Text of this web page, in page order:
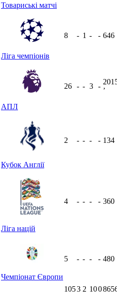
Товариські матчі
Ліга чемпіонів
8 - 1 - - 646
АПЛ
26 - - 3 -
ʼ
Кубок Англії
2 - - - - 134
Ліга націй
4 - - - - 360
Чемпіонат Європи
5 - - - - 480
1053 2 100